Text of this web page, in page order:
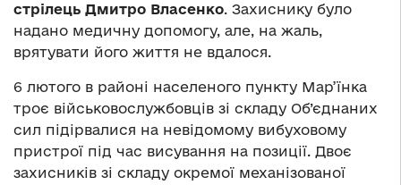
стрілець Дмитро Власенко. Захиснику було
надано медичну допомогу, але, на жаль,
врятувати його життя не вдалося.
6 лютого в районі населеного пункту Мар’їнка
троє військовослужбовців зі складу Об’єднаних
сил підірвалися на невідомому вибуховому
пристрої під час висування на позиції. Двоє
захисників зі складу окремої механізованої